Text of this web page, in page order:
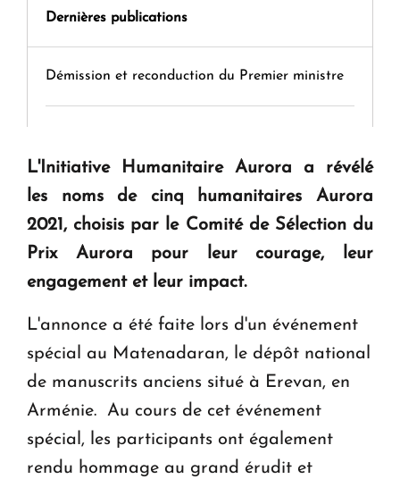
Dernières publications
Démission et reconduction du Premier ministre
guerre, on est tous des perdants »
" Tant qu'il n'existe pas d'alternative concrète, la
en Arménie
Le premier hôtel Hyatt Regency d'Arménie
ouvrira ses portes à Dilijan
L'Initiative Humanitaire Aurora a révélé
les noms de cinq humanitaires Aurora
2021, choisis par le Comité de Sélection du
Prix Aurora pour leur courage, leur
engagement et leur impact.
L'annonce a été faite lors d'un événement
spécial au Matenadaran, le dépôt national
de manuscrits anciens situé à Erevan, en
Arménie. Au cours de cet événement
spécial, les participants ont également
rendu hommage au grand érudit et